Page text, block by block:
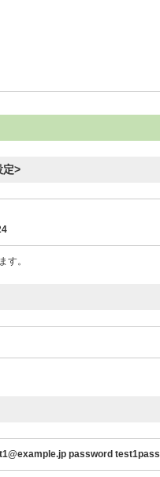
定>
す。
password test1pass